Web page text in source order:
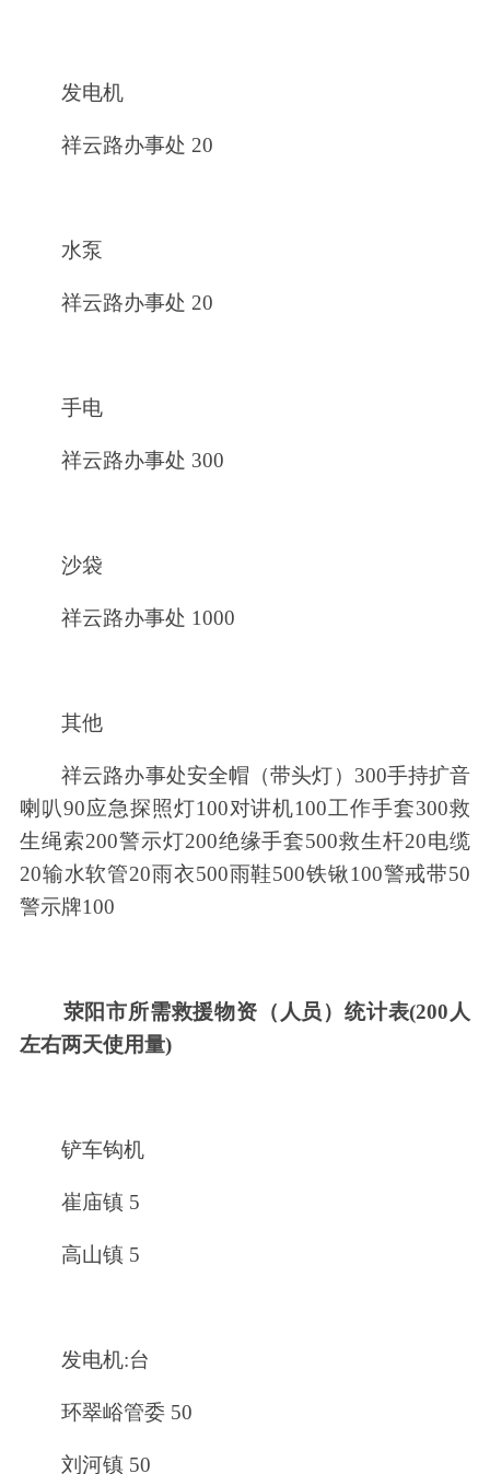
发电机
祥云路办事处 20
水泵
祥云路办事处 20
手电
祥云路办事处 300
沙袋
祥云路办事处 1000
其他
祥云路办事处安全帽（带头灯）300手持扩音
喇叭90应急探照灯100对讲机100工作手套300救
生绳索200警示灯200绝缘手套500救生杆20电缆
20输水软管20雨衣500雨鞋500铁锹100警戒带50
警示牌100
荥阳市所需救援物资（人员）统计表(200人
左右两天使用量)
铲车钩机
崔庙镇 5
高山镇 5
发电机:台
环翠峪管委 50
刘河镇 50